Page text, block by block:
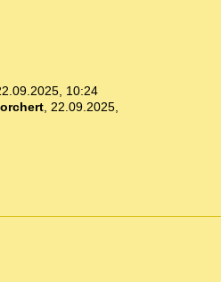
10:24
, 22.09.2025,